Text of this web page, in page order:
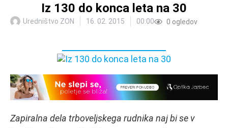
Iz 130 do konca leta na 30
Uredništvo ZON 16. 02. 2015 00:00 0 ogledov
Zapiralna dela trboveljskega rudnika naj bi se v